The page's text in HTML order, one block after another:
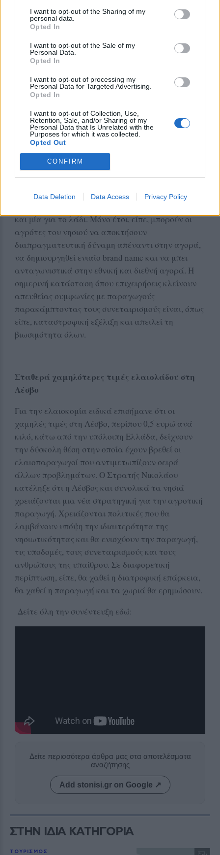
I want to opt-out of the Sharing of my
personal data.
Opted In
I want to opt-out of the Sale of my
Personal Data.
Opted In
I want to opt-out of processing my
Personal Data for Targeted Advertising.
Opted In
I want to opt-out of Collection, Use,
Retention, Sale, and/or Sharing of my
Personal Data that Is Unrelated with the
Purposes for which it was collected.
Opted Out
CONFIRM
Data Deletion Data Access Privacy Policy
είναι ζωτικής σημασίας να αυξηθεί ο
προϋπολογισμός των ειδικών ενισχύσεων για τα
εκατομμύρια ευρώ. Κατά την άποψή του αυτό το
ποσό πρέπει να φτάσει τουλάχιστον στα 40 με 50
εκατομμύρια ώστε να χρηματοδοτηθούν άμεσες
ενισχύσεις αλλά και ειδικά προγράμματα για
νερό, μικρά αρδευτικά και υποδομές που θα
στηρίξουν την ελαιοκομία και την κτηνοτροφία.
Στο κρίσιμο θέμα των συνεταιρισμών ο κ.
Νικολάου εμφανίστηκε απόλυτος ότι η Λέσβος δεν
μπορεί να συνεχίσει με δεκάδες μικρούς
συνεταιρισμούς και ότι πρέπει να προχωρήσει σε
και μία για το λάδι. Μόνο έτσι, είπε, μπορούν οι
αγρότες του νησιού να αποκτήσουν
διαπραγματευτική δύναμη απέναντι στην αγορά,
να δημιουργηθεί ενιαίο brand name και να μπει
ανταγωνιστικά στην εθνική και διεθνή αγορά. Η
σημερινή κατάσταση όπου επιχειρήσεις κλείνουν
απευθείας συμφωνίες με παραγωγούς
παρακάμπτοντας τους συνεταιρισμούς είναι, όπως
είπε, καταστροφική εξέλιξη και απειλεί τη
βιωσιμότητα όλων.
Σταθερά χαμηλότερες τιμές ελαιολάδου στη
Λέσβο
Για την ελαιοκομία ειδικά επισήμανε ότι οι
χαμηλές τιμές στη Λέσβο, περίπου 0,5 ευρώ ανά
κιλό, κάτω από την υπόλοιπη Ελλάδα, δείχνουν
την δύσκολη θέση στην οποία έχουν βρεθεί οι
ελαιοπαραγωγοί που αντιμετωπίζουν σειρά
άλλων προβλημάτων. Ο Στρατής Νικολάου
κατέληξε ότι η Λέσβος και συνολικά τα νησιά
χρειάζονται μια νέα στρατηγική για την αγροτική
παραγωγή. Χρειάζονται πολιτικές που θα
λαμβάνουν υπόψη την ιδιαιτερότητα της
νησιωτικότητας και θα ενισχύουν την παραγωγή,
τις υποδομές, τους συνεταιρισμούς και τους
ανθρώπους της υπαίθρου. Σε διαφορετική
περίπτωση, είπε, θα χαθεί η διατροφική επάρκεια,
θα χαθεί η παραγωγή και τα χωριά θα ερημώσουν.
Δείτε όλη την συνέντευξη εδώ:
Δείτε περισσότερα άρθρα μας στα αποτελέσματα
αναζήτησης
Add stonisi.gr on Google ↗
ΣΤΗΝ ΙΔΙΑ ΚΑΤΗΓΟΡΙΑ
ΤΟΥΡΙΣΜΟΣ